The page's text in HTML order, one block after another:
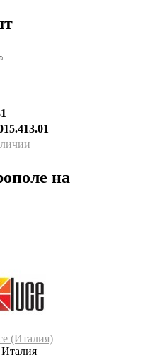
на
(Италия)
Италия